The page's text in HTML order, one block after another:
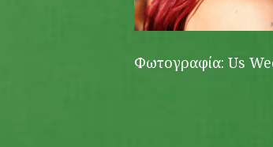
Φωτογραφία: Us